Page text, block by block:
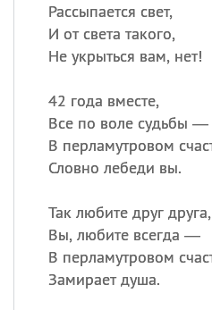
Рассыпается свет,
И от света такого,
Не укрыться вам, нет!
42 года вместе,
Все по воле судьбы —
В перламутровом
Словно лебеди вы.
Так любите друг друга,
Вы, любите всегда —
В перламутровом
Замирает душа.